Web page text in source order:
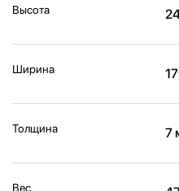
Высота
Ширина
Толщина 7
Вес